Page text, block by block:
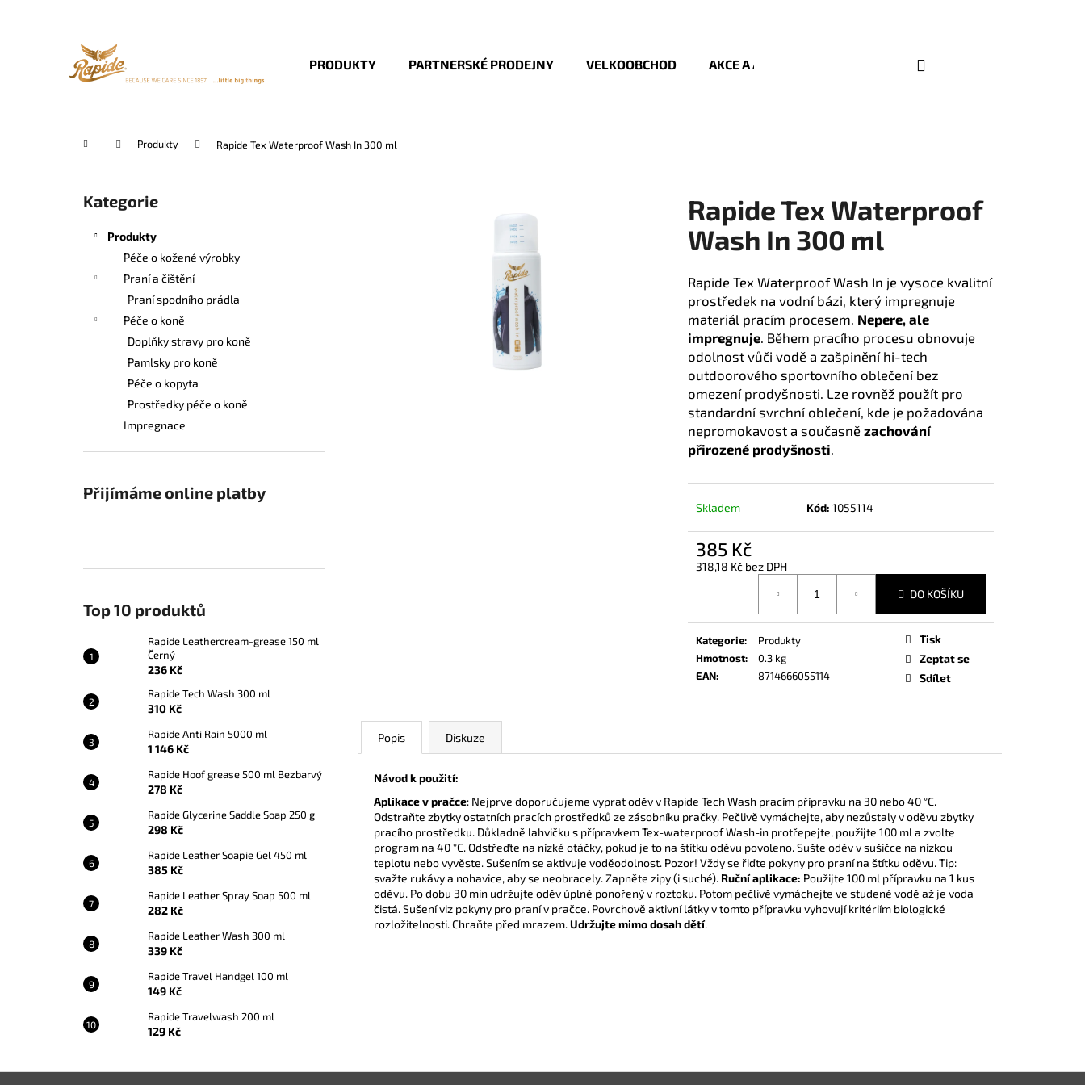
PRODUKTY PARTNERSKÉ PRODEJNY VELKOOBCHOD AKCE A AKTUALITY Přihlášení
Domů Produkty Rapide Tex Waterproof Wash In 300 ml
Přeskočit
kategorie
Kategorie
Produkty
Péče o kožené výrobky
Praní a čištění
Praní spodního prádla
Péče o koně
Doplňky stravy pro koně
Pamlsky pro koně
Péče o kopyta
Prostředky péče o koně
Impregnace
Přijímáme online platby
Top 10 produktů
Rapide Leathercream-grease 150 ml
Černý
236 Kč
Rapide Tech Wash 300 ml
310 Kč
Rapide Anti Rain 5000 ml
1 146 Kč
Rapide Hoof grease 500 ml Bezbarvý
278 Kč
Rapide Glycerine Saddle Soap 250 g
298 Kč
Rapide Leather Soapie Gel 450 ml
385 Kč
Rapide Leather Spray Soap 500 ml
282 Kč
Rapide Leather Wash 300 ml
339 Kč
Rapide Travel Handgel 100 ml
149 Kč
Rapide Travelwash 200 ml
129 Kč
Rapide Tex Waterproof
Wash In 300 ml
Rapide Tex Waterproof Wash In je vysoce kvalitní
prostředek na vodní bázi, který impregnuje
materiál pracím procesem. Nepere, ale
impregnuje . Během pracího procesu obnovuje
odolnost vůči vodě a zašpinění hi-tech
outdoorového sportovního oblečení bez
omezení prodyšnosti. Lze rovněž použít pro
standardní svrchní oblečení, kde je požadována
nepromokavost a současně zachování
přirozené prodyšnosti
Skladem Kód: 1055114
385 Kč
318,18 Kč bez DPH
DO KOŠÍKU
Kategorie:
Produkty
Hmotnost:
0.3 kg
EAN: 8714666055114
Tisk
Zeptat se
Sdílet
Popis Diskuze
Návod k použití:
Aplikace v pračce: Nejprve doporučujeme vyprat oděv v Rapide Tech Wash pracím přípravku na 30 nebo 40 °C.
Odstraňte zbytky ostatních pracích prostředků ze zásobníku pračky. Pečlivě vymáchejte, aby nezůstaly v oděvu zbytky
pracího prostředku. Důkladně lahvičku s přípravkem Tex-waterproof Wash-in protřepejte, použijte 100 ml a zvolte
program na 40 °C. Odstřeďte na nízké otáčky, pokud je to na štítku oděvu povoleno. Sušte oděv v sušičce na nízkou
teplotu nebo vyvěste. Sušením se aktivuje voděodolnost. Pozor! Vždy se řiďte pokyny pro praní na štítku oděvu. Tip:
svažte rukávy a nohavice, aby se neobracely. Zapněte zipy (i suché). Ruční aplikace: Použijte 100 ml přípravku na 1 kus
oděvu. Po dobu 30 min udržujte oděv úplně ponořený v roztoku. Potom pečlivě vymáchejte ve studené vodě až je voda
čistá. Sušení viz pokyny pro praní v pračce. Povrchově aktivní látky v tomto přípravku vyhovují kritériím biologické
rozložitelnosti. Chraňte před mrazem.Udržujte mimo dosah dětí.
Doporučujeme
Následující
RAPIDE LEATHERCREAM-GREASE 150
ML ČERNÝ
236 Kč
RAPIDE TECH WASH 300 ML
RAPIDE ANTI RAIN 5000 ML